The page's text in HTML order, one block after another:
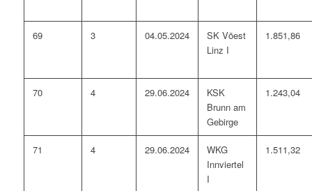
69 3 04.05.2024
SK Vöest
Linz I
1.851,86
70 4 29.06.2024
KSK
Brunn am
Gebirge
1.243,04
71 4 29.06.2024
WKG
Innviertel
I
1.511,32